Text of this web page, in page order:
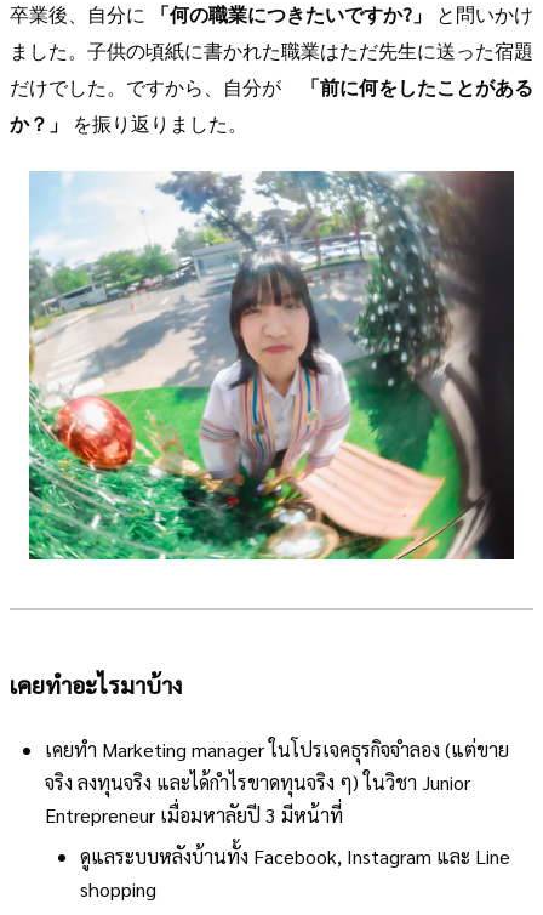
卒業後、自分に 「何の職業につきたいですか?」
と問いかけ
ました。子供の頃紙に書かれた職業はただ先生に送った宿題
だけでした。ですから、自分が
「前に何をしたことがある
か？」
を振り返りました。
เคยทำอะไรมาบ้าง
เคยทำ Marketing manager ในโปรเจคธุรกิจจำลอง (แต่ขาย
จริง ลงทุนจริง และได้กำไรขาดทุนจริง ๆ) ในวิชา Junior
Entrepreneur เมื่อมหาลัยปี 3 มีหน้าที่
ดูแลระบบหลังบ้านทั้ง Facebook, Instagram และ Line
shopping